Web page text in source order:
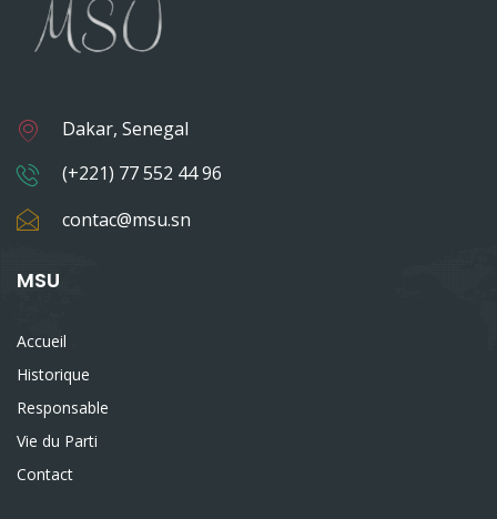
Dakar, Senegal
(+221) 77 552 44 96
contac@msu.sn
MSU
Accueil
Historique
Responsable
Vie du Parti
Contact